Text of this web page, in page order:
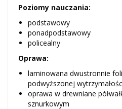
Poziomy nauczania:
podstawowy
ponadpodstawowy
policealny
Oprawa:
laminowana dwustronnie
podwyższonej
oprawa w drewniane
sznurkowym